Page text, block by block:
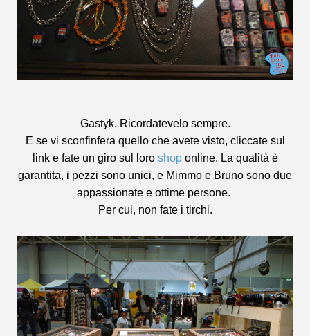
Gastyk. Ricordatevelo sempre.
E se vi sconfinfera quello che avete visto, cliccate sul
link e fate un giro sul loro shoponline. La qualità è
garantita, i pezzi sono unici, e Mimmo e Bruno sono due
appassionate e ottime persone.
Per cui, non fate i tirchi.